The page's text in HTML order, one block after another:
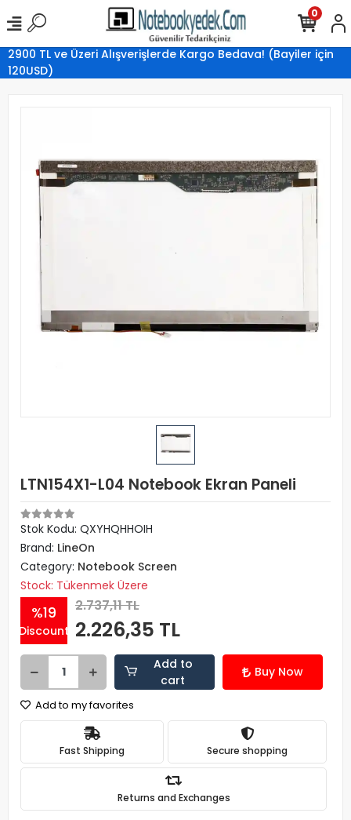
2900 TL ve Üzeri Alışverişlerde Kargo Bedava! (Bayiler için
120USD)
0
LTN154X1-L04 Notebook Ekran Paneli
Stok Kodu: QXYHQHHOIH
Brand: LineOn
Category: Notebook Screen
Stock: Tükenmek Üzere
%19
Discount
2.737,11 TL
2.226,35 TL
Add to
cart
Buy Now
Add to my favorites
Fast Shipping Secure shopping
Returns and Exchanges